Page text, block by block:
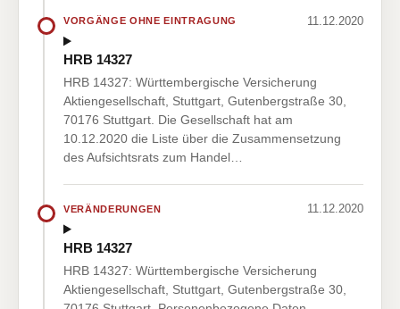
VORGÄNGE OHNE EINTRAGUNG 11.12.2020
HRB 14327
HRB 14327: Württembergische Versicherung
Aktiengesellschaft, Stuttgart, Gutenbergstraße 30,
70176 Stuttgart. Die Gesellschaft hat am
10.12.2020 die Liste über die Zusammensetzung
des Aufsichtsrats zum Handel…
VERÄNDERUNGEN 11.12.2020
HRB 14327
HRB 14327: Württembergische Versicherung
Aktiengesellschaft, Stuttgart, Gutenbergstraße 30,